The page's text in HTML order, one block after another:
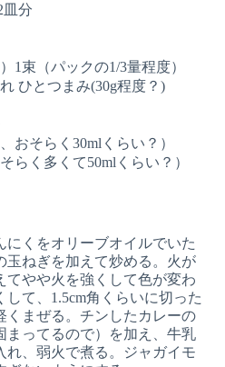
皿分
1束（パックの1/3量程度）
ひとつまみ(30g程度？)
おそらく30mlくらい？）
らく多くて50mlくらい？）
にくをオリーブオイルでいた
玉ねぎを加えて炒める。火が
てやや火を強くして色が変わ
して、1.5cm角くらいに切った
くまぜる。チンしたカレーの
まってるので）を加え、牛乳
れ、弱火で煮る。ジャガイモ